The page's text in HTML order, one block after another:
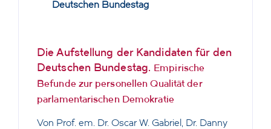
Deutschen Bundestag
Die Aufstellung der Kandidaten für den
Deutschen Bundestag. Empirische
Befunde zur personellen Qualität der
parlamentarischen Demokratie
Von Prof. em. Dr. Oscar W. Gabriel, Dr. Danny